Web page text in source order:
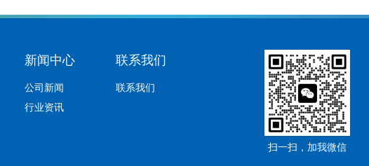
新闻中心
公司新闻
行业资讯
联系我们
联系我们
扫一扫，加我微信